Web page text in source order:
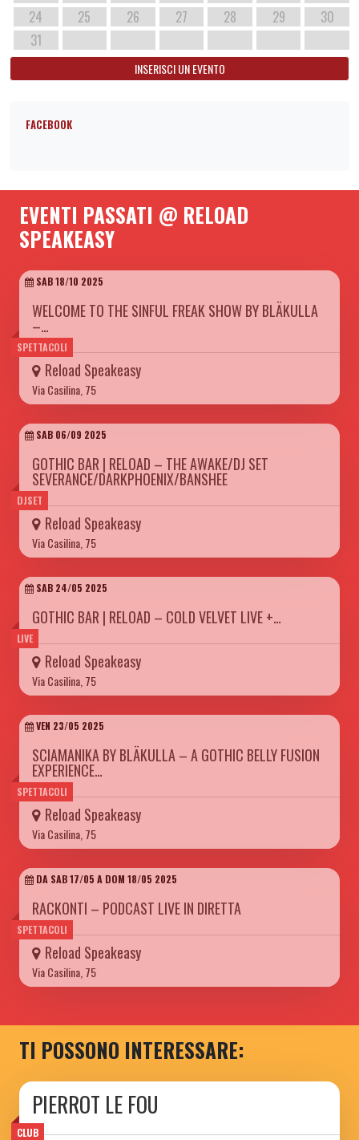
24
25 26 27 28 29
30
31
INSERISCI UN EVENTO
FACEBOOK
EVENTI PASSATI @ RELOAD
SPEAKEASY
SPETTACOLI
SAB 18/10 2025
WELCOME TO THE SINFUL FREAK SHOW BY BLÄKULLA
–…
Reload Speakeasy
Via Casilina, 75
DJSET
SAB 06/09 2025
GOTHIC BAR | RELOAD – THE AWAKE/DJ SET
SEVERANCE/DARKPHOENIX/BANSHEE
Reload Speakeasy
Via Casilina, 75
LIVE
SAB 24/05 2025
GOTHIC BAR | RELOAD – COLD VELVET LIVE +…
Reload Speakeasy
Via Casilina, 75
SPETTACOLI
VEN 23/05 2025
SCIAMANIKA BY BLÄKULLA – A GOTHIC BELLY FUSION
EXPERIENCE…
Reload Speakeasy
Via Casilina, 75
SPETTACOLI
DA SAB 17/05 A DOM 18/05 2025
RACKONTI – PODCAST LIVE IN DIRETTA
Reload Speakeasy
Via Casilina, 75
TI POSSONO INTERESSARE:
CLUB
PIERROT LE FOU